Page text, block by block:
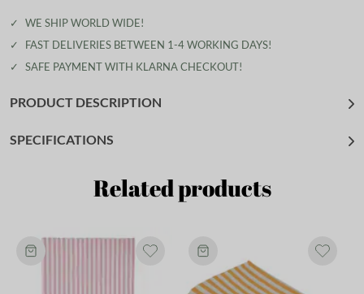
✓
WE SHIP WORLD WIDE!
✓
FAST DELIVERIES BETWEEN 1-4 WORKING DAYS!
✓
SAFE PAYMENT WITH KLARNA CHECKOUT!
PRODUCT DESCRIPTION
SPECIFICATIONS
Related products